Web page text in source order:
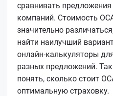
сравнивать
компаний. Стоимость
значительно
найти наилучший
онлайн-калькуляторы
разных предложений.
понять, сколько стоит
оптимальную страховку.